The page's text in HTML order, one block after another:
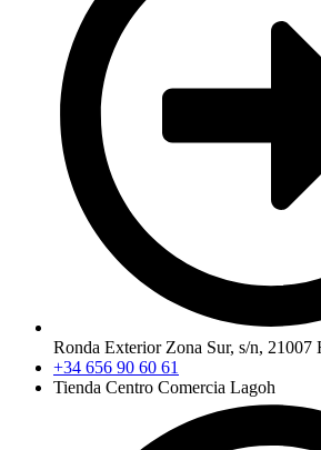
Ronda Exterior Zona Sur, s/n, 21007
+34 656 90 60 61
Tienda Centro Comercia Lagoh